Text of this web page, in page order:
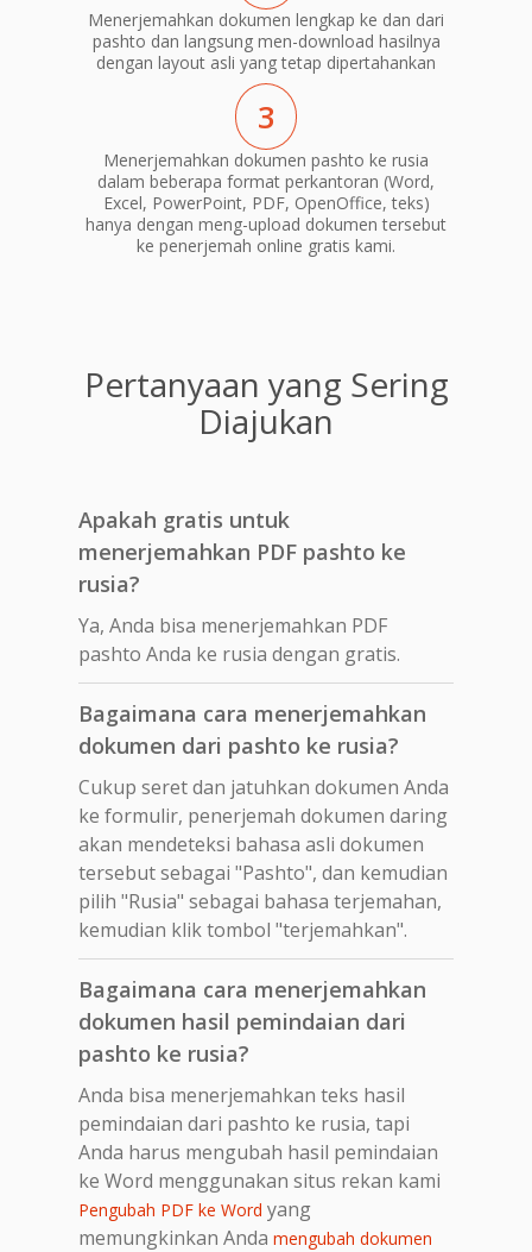
Menerjemahkan dokumen lengkap ke dan dari
pashto dan langsung men-download hasilnya
dengan layout asli yang tetap dipertahankan
3
Menerjemahkan dokumen pashto ke rusia
dalam beberapa format perkantoran (Word,
Excel, PowerPoint, PDF, OpenOffice, teks)
hanya dengan meng-upload dokumen tersebut
ke penerjemah online gratis kami.
Pertanyaan yang Sering
Diajukan
Apakah gratis untuk
menerjemahkan PDF pashto ke
rusia?
Ya, Anda bisa menerjemahkan PDF
pashto Anda ke rusia dengan gratis.
Bagaimana cara menerjemahkan
dokumen dari pashto ke rusia?
Cukup seret dan jatuhkan dokumen Anda
ke formulir, penerjemah dokumen daring
akan mendeteksi bahasa asli dokumen
tersebut sebagai "Pashto", dan kemudian
pilih "Rusia" sebagai bahasa terjemahan,
kemudian klik tombol "terjemahkan".
Bagaimana cara menerjemahkan
dokumen hasil pemindaian dari
pashto ke rusia?
Anda bisa menerjemahkan teks hasil
pemindaian dari pashto ke rusia, tapi
Anda harus mengubah hasil pemindaian
ke Word menggunakan situs rekan kami
Pengubah PDF ke Word yang
memungkinkan Anda mengubah dokumen